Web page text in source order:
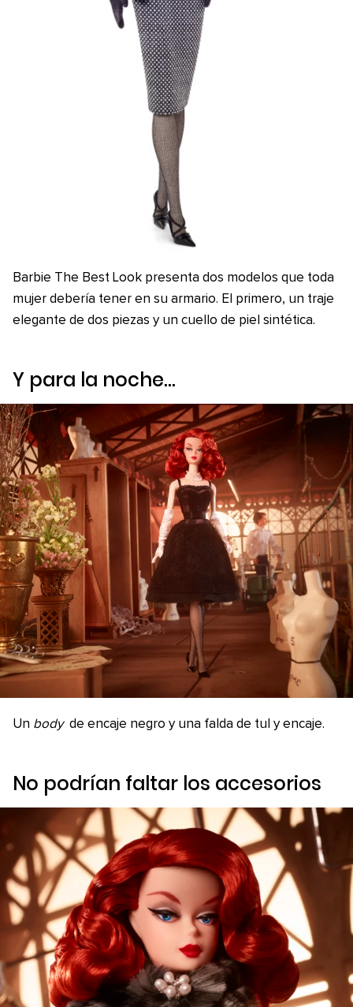
Barbie The Best Look presenta dos modelos que toda
mujer debería tener en su armario. El primero, un traje
elegante de dos piezas y un cuello de piel sintética.
Y para la noche…
Un body de encaje negro y una falda de tul y encaje.
No podrían faltar los accesorios